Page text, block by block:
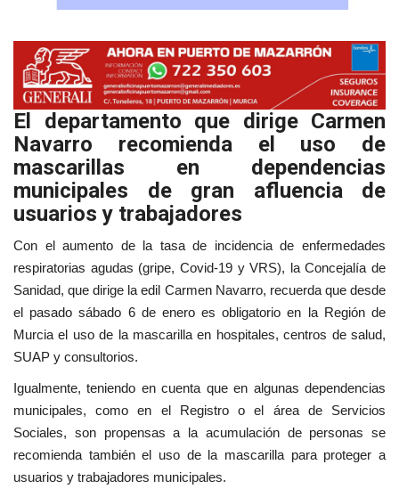
El departamento que dirige Carmen
Navarro recomienda el uso de
mascarillas en dependencias
municipales de gran afluencia de
usuarios y trabajadores
Con el aumento de la tasa de incidencia de enfermedades
respiratorias agudas (gripe, Covid-19 y VRS), la Concejalía de
Sanidad, que dirige la edil Carmen Navarro, recuerda que desde
el pasado sábado 6 de enero es obligatorio en la Región de
Murcia el uso de la mascarilla en hospitales, centros de salud,
SUAP y consultorios.
Igualmente, teniendo en cuenta que en algunas dependencias
municipales, como en el Registro o el área de Servicios
Sociales, son propensas a la acumulación de personas se
recomienda también el uso de la mascarilla para proteger a
usuarios y trabajadores municipales.